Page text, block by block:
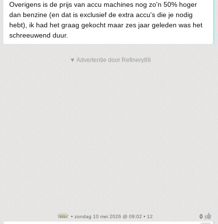
Overigens is de prijs van accu machines nog zo'n 50% hoger
dan benzine (en dat is exclusief de extra accu's die je nodig
hebt), ik had het graag gekocht maar zes jaar geleden was het
schreeuwend duur.
▼ Advertentie door Refinery89
• zondag 10 mei 2026 @ 09:02 • 12